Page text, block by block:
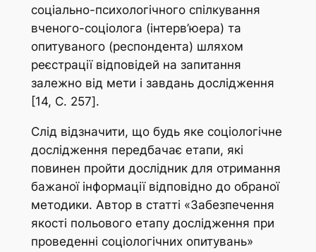
соціально-психологічного спілкування
вченого-соціолога (інтерв’юера) та
опитуваного (респондента) шляхом
реєстрації відповідей на запитання
залежно від мети і завдань дослідження
[14, C. 257].
Слід відзначити, що будь яке соціологічне
дослідження передбачає етапи, які
повинен пройти дослідник для отримання
бажаної інформації відповідно до обраної
методики. Автор в статті «Забезпечення
якості польового етапу дослідження при
проведенні соціологічних опитувань»